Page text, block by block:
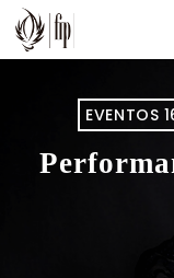
TOP READING
Sorry, there is
EVENTOS